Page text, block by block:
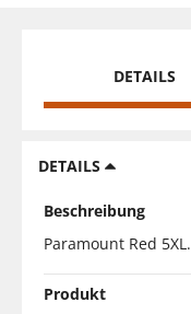
DETAILS
DETAILS
Beschreibung
Paramount Red 5XL.
Produkt